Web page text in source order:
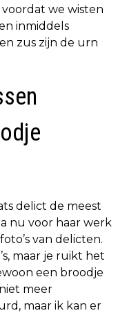
we wisten
inmiddels
zus zijn de urn
delict de meest
nu voor haar werk
van delicten.
maar je ruikt het
een broodje
meer
maar ik kan er